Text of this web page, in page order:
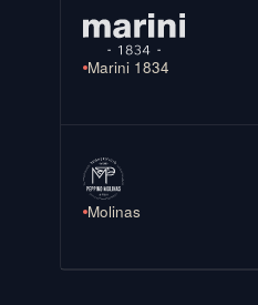
Marini 1834
Molinas